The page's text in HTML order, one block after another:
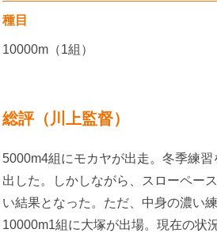
種目
10000m（1組）
総評（川上監督）
5000m4組にモカヤが出走。冬季練
出した。しかしながら、スローペー
い結果となった。ただ、中身の濃い
10000m1組に大塚が出場。現在の状